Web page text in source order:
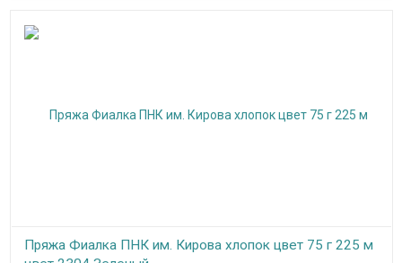
Пряжа Фиалка ПНК им. Кирова хлопок цвет 75 г 225 м